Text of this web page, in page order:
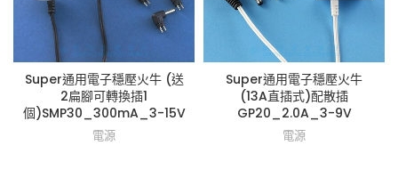
Super通用電子穩壓火牛 (送
2扁腳可轉換插1
個)SMP30_300mA_3-15V
電源
Super通用電子穩壓火牛
(13A直插式)配散插
GP20_2.0A_3-9V
電源